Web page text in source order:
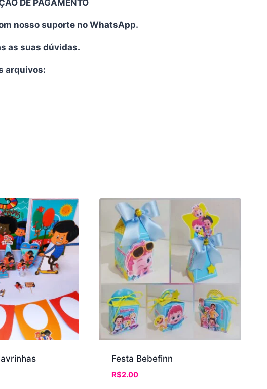
DE PAGAMENTO
nosso suporte no WhatsApp.
as suas dúvidas.
arquivos:
Festa Bebefinn
R$2.00